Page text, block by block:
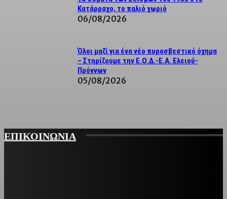
Κατάρραχο, το παλιό χωριό
06/08/2026
Όλοι μαζί για ένα νέο πυροσβεστικό όχημα
– Στηρίζουμε την Ε.Ο.Δ.-Ε.Α. Ελειού-
Πρόννων
05/08/2026
ΕΠΙΚΟΙΝΩΝΙΑ